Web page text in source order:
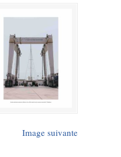
Image suivante